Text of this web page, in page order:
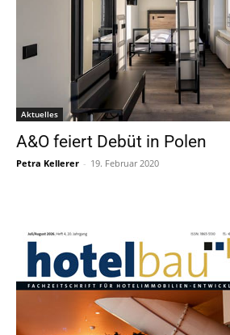
Aktuelles
A&O feiert Debüt in Polen
Petra Kellerer - 19. Februar 2020